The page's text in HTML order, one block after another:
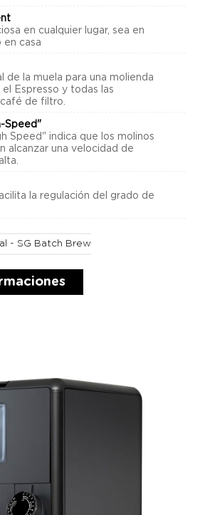
en cualquier lugar, sea en
en casa
de la muela para una molienda
el Espresso y todas las
de filtro.
Speed"
Speed" indica que los molinos
alcanzar una velocidad de
la regulación del grado de
- SG Batch Brew